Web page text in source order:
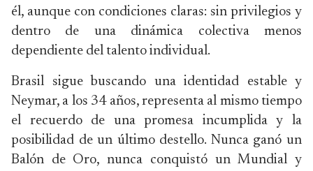
él, aunque con condiciones claras: sin privilegios y
dentro de una dinámica colectiva menos
dependiente del talento individual.
Brasil sigue buscando una identidad estable y
Neymar, a los 34 años, representa al mismo tiempo
el recuerdo de una promesa incumplida y la
posibilidad de un último destello. Nunca ganó un
Balón de Oro, nunca conquistó un Mundial y